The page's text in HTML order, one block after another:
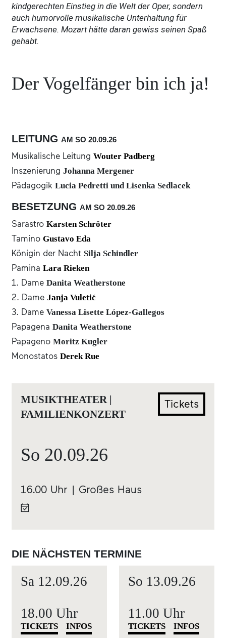
kindgerechten Einstieg in die Welt der Oper, sondern
auch humorvolle musikalische Unterhaltung für
Erwachsene. Mozart hätte daran gewiss seinen Spaß
gehabt.
Der Vogelfänger bin ich ja!
LEITUNG AM SO20.09.26
Musikalische Leitung Wouter Padberg
Inszenierung Johanna Mergener
Pädagogik Lucia Pedretti und Lisenka Sedlacek
BESETZUNG AM SO20.09.26
Sarastro Karsten Schröter
Tamino Gustavo Eda
Königin der Nacht Silja Schindler
Pamina Lara Rieken
1. Dame Danita Weatherstone
2. Dame Janja Vuletić
3. Dame Vanessa Lisette López-Gallegos
Papagena Danita Weatherstone
Papageno Moritz Kugler
Monostatos Derek Rue
MUSIKTHEATER |
FAMILIENKONZERT
Tickets
So 20.09.26
16.00 Uhr | Großes Haus
DIE NÄCHSTEN TERMINE
Sa 12.09.26
18.00 Uhr
TICKETS INFOS
So 13.09.26
11.00 Uhr
TICKETS INFOS